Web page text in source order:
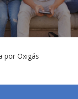
por Oxigás